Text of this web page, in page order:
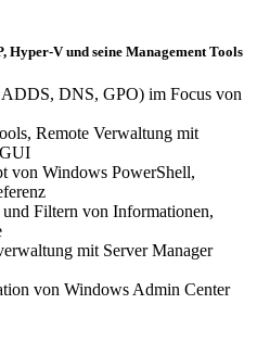
Hyper-V und seine Management Tools
DNS, GPO) im Focus von
Remote Verwaltung mit
von Windows PowerShell,
Filtern von Informationen,
mit Server Manager
von Windows Admin Center